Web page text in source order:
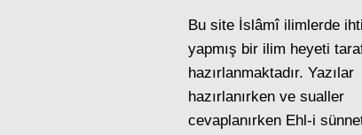
Bu site İslâmî ilimlerde
yapmış bir ilim heyeti
hazırlanmaktadır. Yazılar
hazırlanırken ve sualler
cevaplanırken Ehl-i